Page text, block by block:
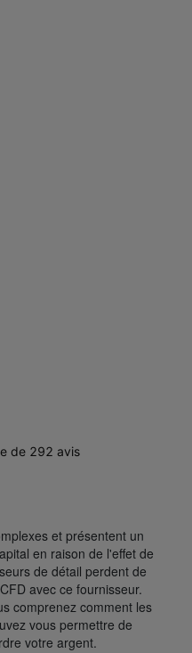
et présentent un
en raison de l'effet de
de détail perdent de
avec ce fournisseur.
comprenez comment les
vous permettre de
votre argent.